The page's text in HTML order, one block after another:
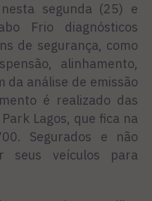
segunda (25) e
Frio diagnósticos
de segurança, como
alinhamento,
da análise de emissão
é realizado das
Lagos, que fica na
Segurados e não
seus veículos para